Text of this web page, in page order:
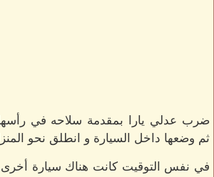
ضرب عدلي يارا بمقدمة سلاحه في رأسها
ثم وضعها داخل السيارة و انطلق نحو
في نفس التوقيت كانت هناك سيارة أخرى